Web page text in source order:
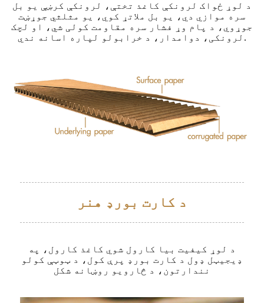
د لوړ ځواک لرونکې کاغذ تختې، لرونکې کرښې یو بل
سره موازي دي، یو بل ملاتړ کوي، یو مثلثي جوړښت
جوړوي، د پام وړ فشار سره مقاومت کولی شي، او لچک
لرونکی، دوامدار، د خرابولو لپاره اسانه ندي.
د کارت بورډ هنر
د لوړ کیفیت بیا کارول شوي کاغذ کارول، په
ډیجیټل ډول د کارت بورډ پرې کول، د ټوټې کولو
نندارتون، د څارویو روښانه شکل